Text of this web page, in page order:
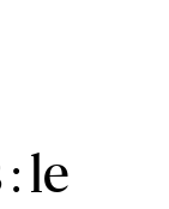
le